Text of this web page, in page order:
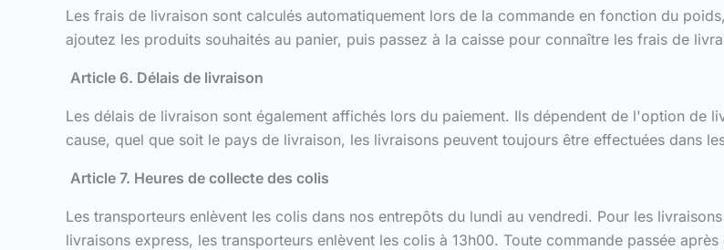
Les frais de livraison sont calculés automatiquement lors de la commande en fonction du
ajoutez les produits souhaités au panier, puis passez à la caisse pour connaître les frais de
Article 6. Délais de livraison
Les délais de livraison sont également affichés lors du paiement. Ils dépendent de l'option de
cause, quel que soit le pays de livraison, les livraisons peuvent toujours être effectuées dans
Article 7. Heures de collecte des colis
Les transporteurs enlèvent les colis dans nos entrepôts du lundi au vendredi. Pour les
livraisons express, les transporteurs enlèvent les colis à 13h00. Toute commande passée